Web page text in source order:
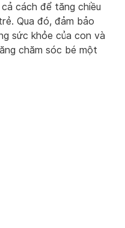
cách để tăng chiều
Qua đó, đảm bảo
sức khỏe của con và
chăm sóc bé một